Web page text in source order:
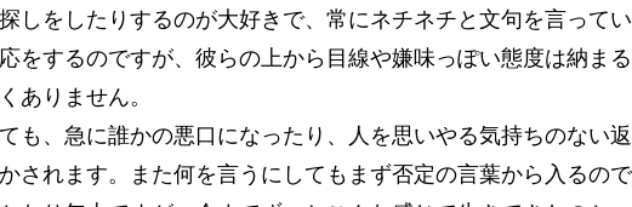
しをしたりするのが大好きで、常にネチネチと文句を言って
をするのですが、彼らの上から目線や嫌味っぽい態度は納ま
ありません。
も、急に誰かの悪口になったり、人を思いやる気持ちのない
されます。また何を言うにしてもまず否定の言葉から入るの